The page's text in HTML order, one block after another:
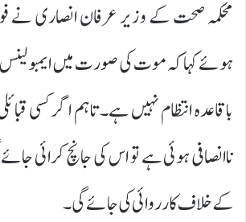
محکمہ صحت کے وزیر عرفان انصاری نے
ہوئے کہا کہ موت کی صورت میں ایمبولینس
باقاعدہ انتظام نہیں ہے۔ تاہم اگر کسی
ناانصافی ہوئی ہے تو اس کی جانچ کرائی
کے خلاف کارروائی کی جائے گی۔